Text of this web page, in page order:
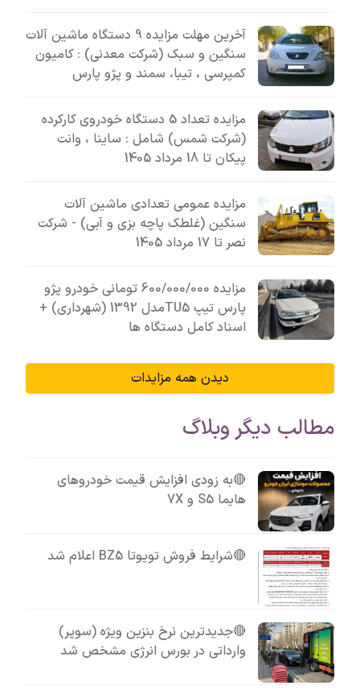
آخرین مهلت مزایده 9 دستگاه ماشین آلات
سنگین و سبک (شرکت معدنی) : کامیون
کمپرسی ، تیبا، سمند و پژو پارس
مزایده تعداد 5 دستگاه خودروی کارکرده
(شرکت شمس) شامل : ساینا ، وانت
پیکان تا 18 مرداد 1405
مزایده عمومی تعدادی ماشین آلات
سنگین (غلطک پاچه بزی و آبی) - شرکت
نصر تا 17 مرداد 1405
مزایده 600/000/000 تومانی خودرو پژو
پارس تیپ TU5مدل 1392 (شهرداری) +
اسناد کامل دستگاه ها
دیدن همه مزایدات
مطالب دیگر وبلاگ
🔴به زودی افزایش قیمت خودروهای
هایما S5 و 7X
🔴شرایط فروش تویوتا BZ5 اعلام شد
🔴جدیدترین نرخ بنزین ویژه (سوپر)
وارداتی در بورس انرژی مشخص شد